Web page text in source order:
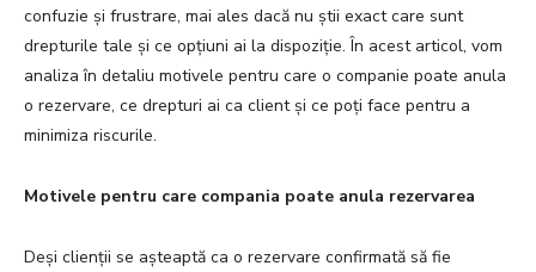
confuzie și frustrare, mai ales dacă nu știi exact care sunt
drepturile tale și ce opțiuni ai la dispoziție. În acest articol, vom
analiza în detaliu motivele pentru care o companie poate anula
o rezervare, ce drepturi ai ca client și ce poți face pentru a
minimiza riscurile.
Motivele pentru care compania poate anula rezervarea
Deși clienții se așteaptă ca o rezervare confirmată să fie